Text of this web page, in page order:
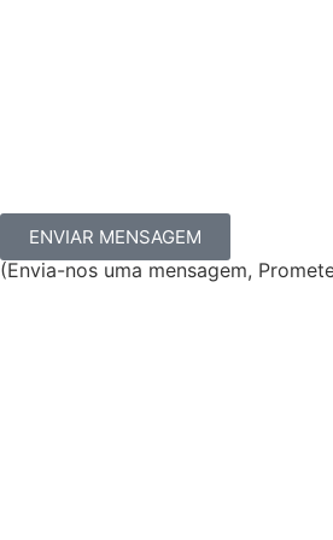
ENVIAR MENSAGEM
(Envia-nos uma mensagem,